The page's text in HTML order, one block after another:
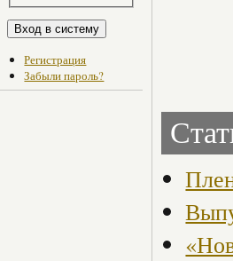
Регистрация
Забыли пароль?